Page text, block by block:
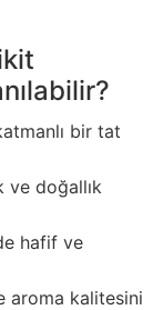
bir tat
ve doğallık
hafif ve
aroma kalitesini